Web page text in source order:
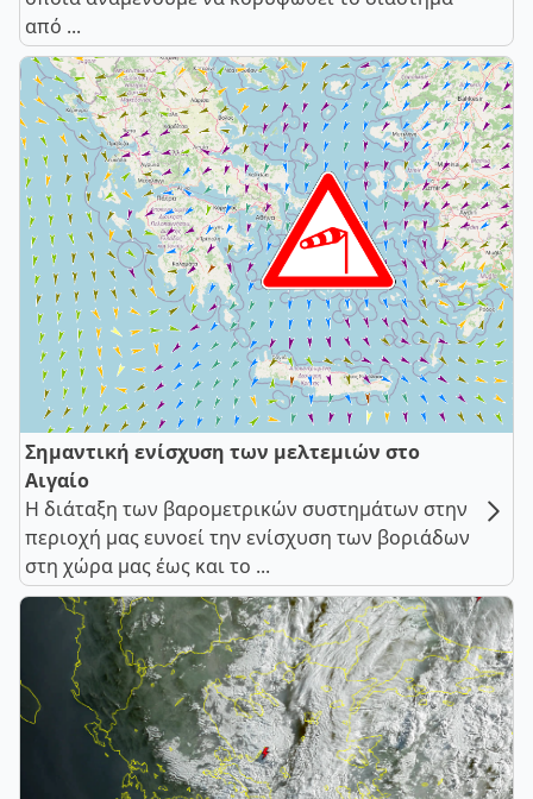
από ...
Σημαντική ενίσχυση των μελτεμιών στο
Αιγαίο
Η διάταξη των βαρομετρικών συστημάτων στην
περιοχή μας ευνοεί την ενίσχυση των βοριάδων
στη χώρα μας έως και το ...